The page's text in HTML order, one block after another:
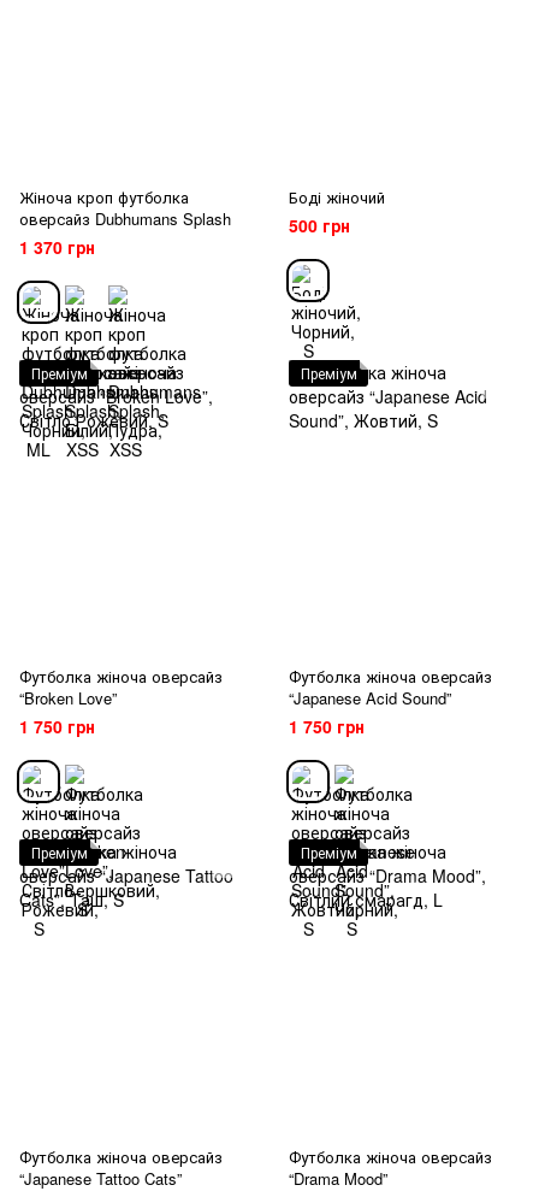
Жіноча кроп футболка
оверсайз Dubhumans Splash
1 370 грн
Боді жіночий
500 грн
Преміум
Футболка жіноча оверсайз
“Broken Love”
1 750 грн
Преміум
Футболка жіноча оверсайз
“Japanese Acid Sound”
1 750 грн
Преміум
Футболка жіноча оверсайз
“Japanese Tattoo Cats”
Преміум
Футболка жіноча оверсайз
“Drama Mood”